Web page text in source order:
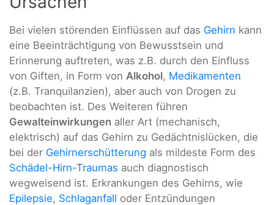
Bei vielen störenden Einflüssen auf das Gehirn kann
eine Beeinträchtigung von Bewusstsein und
Erinnerung auftreten, was z.B. durch den Einfluss
von Giften, in Form von Alkohol, Medikamenten
(z.B. Tranquilanzien), aber auch von Drogen zu
beobachten ist. Des Weiteren führen
Gewalteinwirkungen aller Art (mechanisch,
elektrisch) auf das Gehirn zu Gedächtnislücken, die
bei der Gehirnerschütterung als mildeste Form des
Schädel-Hirn-Traumas auch diagnostisch
wegweisend ist. Erkrankungen des Gehirns, wie
Epilepsie, Schlaganfall oder Entzündungen